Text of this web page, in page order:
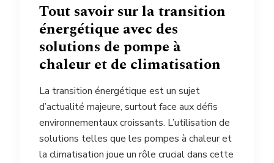
Tout savoir sur la transition
énergétique avec des
solutions de pompe à
chaleur et de climatisation
La transition énergétique est un sujet
d’actualité majeure, surtout face aux défis
environnementaux croissants. L’utilisation de
solutions telles que les pompes à chaleur et
la climatisation joue un rôle crucial dans cette